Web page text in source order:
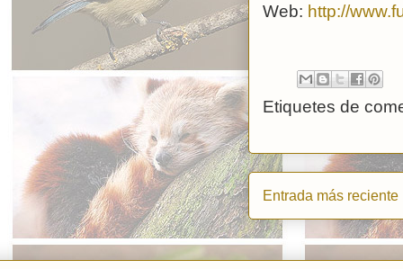
Web: http://
Etiquetes de
Entrada más reciente